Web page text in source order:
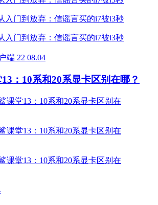
端 22 08.04
：10系和20系显卡区别在哪？